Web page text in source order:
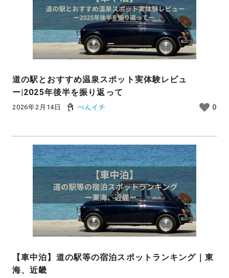
道の駅とおすすめ温泉スポット実体験レビュ
ー|2025年後半を振り返って
2026年2月14日 ぺんイチ 0
【車中泊】道の駅等の宿泊スポットランキング｜東
海、近畿